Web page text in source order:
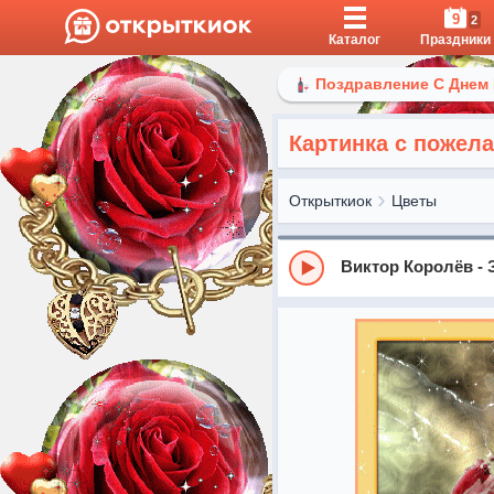
Каталог
9 2
Праздники
Поздравление С
Картинка с
Открыткиок Цветы
Виктор Королёв -